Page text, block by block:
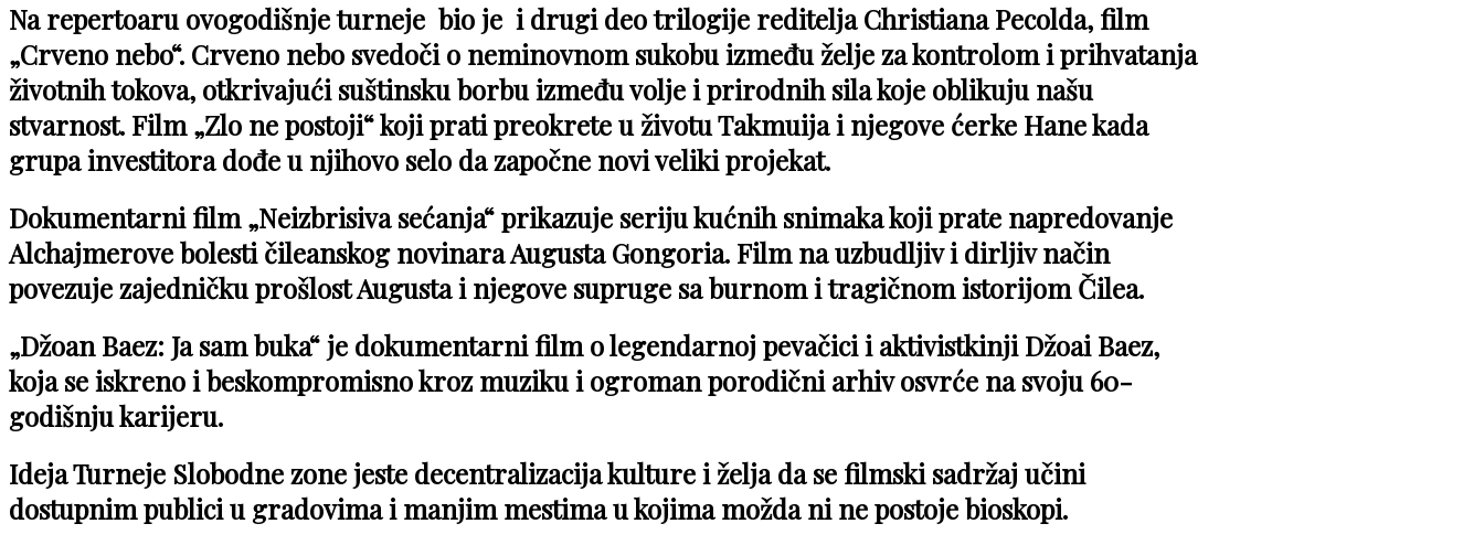
Na repertoaru ovogodišnje turneje bio je i drugi deo trilogije reditelja Christiana Pecolda, film
„Crveno nebo“. Crveno nebo svedoči o neminovnom sukobu između želje za kontrolom i prihvatanja
životnih tokova, otkrivajući suštinsku borbu između volje i prirodnih sila koje oblikuju našu
stvarnost. Film „Zlo ne postoji“ koji prati preokrete u životu Takmuija i njegove ćerke Hane kada
grupa investitora dođe u njihovo selo da započne novi veliki projekat.
Dokumentarni film „Neizbrisiva sećanja“ prikazuje seriju kućnih snimaka koji prate napredovanje
Alchajmerove bolesti čileanskog novinara Augusta Gongoria. Film na uzbudljiv i dirljiv način
povezuje zajedničku prošlost Augusta i njegove supruge sa burnom i tragičnom istorijom Čilea.
„Džoan Baez: Ja sam buka“ je dokumentarni film o legendarnoj pevačici i aktivistkinji Džoai Baez,
koja se iskreno i beskompromisno kroz muziku i ogroman porodični arhiv osvrće na svoju 60-
godišnju karijeru.
Ideja Turneje Slobodne zone jeste decentralizacija kulture i želja da se filmski sadržaj učini
dostupnim publici u gradovima i manjim mestima u kojima možda ni ne postoje bioskopi.